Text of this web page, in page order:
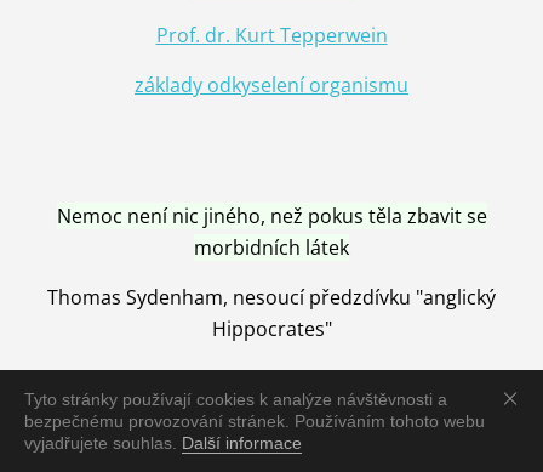
Tyto stránky používají cookies k analýze návštěvnosti a
bezpečnému provozování stránek. Používáním tohoto webu
vyjadřujete souhlas. Další informace
Prof. dr. Kurt Tepperwein
základy odkyselení organismu
Nemoc není nic jiného, než pokus těla zbavit se
morbidních látek
Thomas Sydenham, nesoucí předzdívku "anglický
Hippocrates"
Nemoc je vyléčena jen pomocí Přírody, neutralizací a